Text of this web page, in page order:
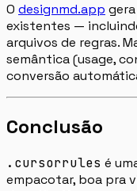
O designmd.app
existentes —
arquivos de regras.
semântica (usage,
conversão
Conclusão
.cursorrules é
empacotar, boa pra